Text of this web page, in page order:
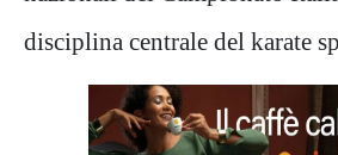
disciplina centrale del karate